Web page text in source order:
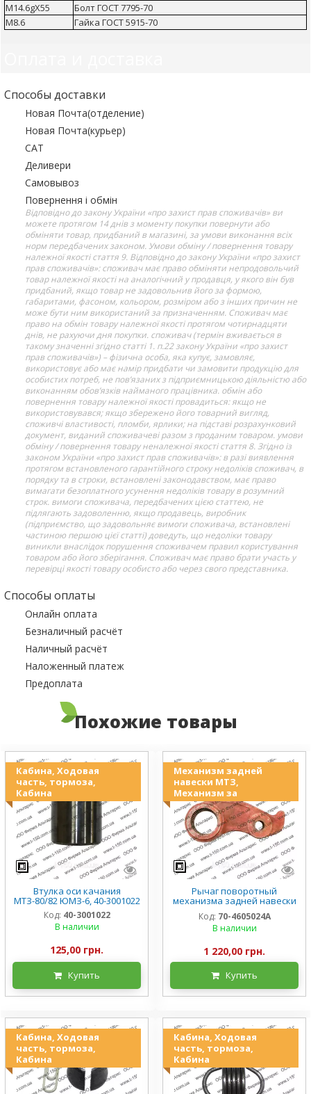
М14.6gХ55
Болт ГОСТ 7795-70
М8.6
Гайка ГОСТ 5915-70
Способы доставки
Новая Почта(отделение)
Новая Почта(курьер)
САТ
Деливери
Самовывоз
Повернення і обмін
Відповідно до закону України «про захист прав споживачів» ви
можете протягом 14 днів з моменту покупки повернути або
обміняти товар, придбаний в магазині, за умови виконання всіх
норм передбачених законом. Умови обміну / повернення товару
належної якості стаття 9. Відповідно до закону України «про захист
прав споживачів»: споживач має право обміняти непродовольчий
товар належної якості на аналогічний у продавця, у якого він був
придбаний, якщо товар не задовольнив його за формою,
габаритами, фасоном, кольором, розміром або з інших причин не
може бути ним використаний за призначенням. Споживач має
право на обмін товару належної якості протягом чотирнадцяти
днів, не рахуючи дня покупки. споживач (термін вживається в
такому значенні згідно статті 1. п.22 закону України «про захист
прав споживачів») – фізична особа, яка купує, замовляє,
використовує або має намір придбати чи замовити продукцію для
особистих потреб, не пов’язаних з підприємницькою діяльністю або
виконанням обов’язків найманого працівника. обмін або
повернення товару належної якості провадиться: якщо не
використовувався; якщо збережено його товарний вигляд,
споживчі властивості, пломби, ярлики; на підставі розрахунковий
документ, виданий споживачеві разом з проданим товаром. умови
обміну / повернення товару неналежної якості стаття 8. Згідно із
законом України «про захист прав споживачів»: в разі виявлення
протягом встановленого гарантійного строку недоліків споживач, в
порядку та в строки, встановлені законодавством, має право
вимагати безоплатного усунення недоліків товару в розумний
строк. вимоги споживача, передбачених цією статтею, не
підлягають задоволенню, якщо продавець, виробник
(підприємство, що задовольняє вимоги споживача, встановлені
частиною першою цієї статті) доведуть, що недоліки товару
виникли внаслідок порушення споживачем правил користування
товаром або його зберігання. Споживач має право брати участь у
перевірці якості товару особисто або через свого представника.
Способы оплаты
Онлайн оплата
Безналичный расчёт
Наличный расчёт
Наложенный платеж
Предоплата
Похожие товары
Кабина, Ходовая
часть, тормоза,
Кабина
Втулка оси качания
МТЗ-80/82 ЮМЗ-6, 40-3001022
Код: 40-3001022
В наличии
125,00 грн.
Купить
Механизм задней
навески МТЗ,
Механизм за
Рычаг поворотный
механизма задней навески
МТЗ-80/82, 70-4605024А
Код: 70-4605024А
В наличии
1 220,00 грн.
Купить
Кабина, Ходовая
часть, тормоза,
Кабина
Кабина, Ходовая
часть, тормоза,
Кабина